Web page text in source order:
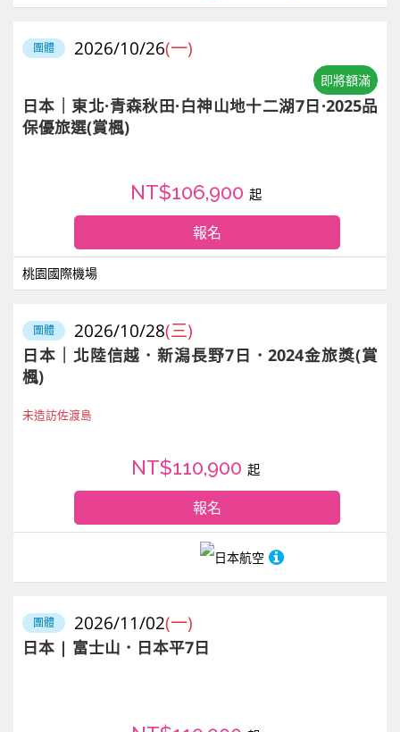
即將額滿
團體 2026/10/26(一)
日本｜東北·青森秋田·白神山地十二湖7日·2025品
保優旅選(賞楓)
桃園國際機場
NT$106,900 起
報名
團體 2026/10/28(三)
日本｜北陸信越．新潟長野7日．2024金旅獎(賞
楓)
未造訪佐渡島
日本航空
NT$110,900 起
報名
團體 2026/11/02(一)
日本 | 富士山．日本平7日